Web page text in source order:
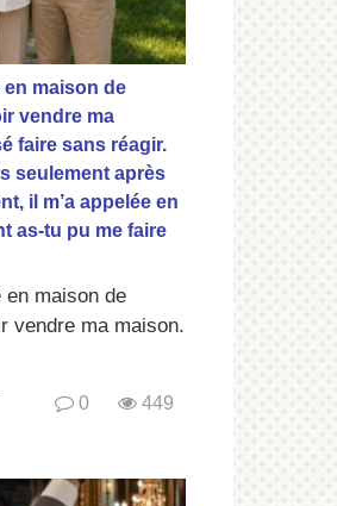
en maison de
vendre ma
faire sans réagir.
seulement après
il m’a appelée en
as-tu pu me faire
en maison de
vendre ma maison.
0 449